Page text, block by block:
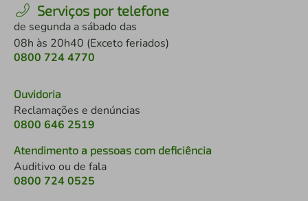
Serviços por telefone
de segunda a sábado das
08h às 20h40 (Exceto feriados)
0800 724 4770
Ouvidoria
Reclamações e denúncias
0800 646 2519
Atendimento a pessoas com deficiência
Auditivo ou de fala
0800 724 0525